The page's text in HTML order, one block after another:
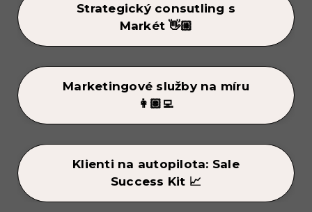
Strategický consutling s
Markét 👋🏼
Marketingové služby na míru
👩🏽‍💻
Klienti na autopilota: Sale
Success Kit 📈